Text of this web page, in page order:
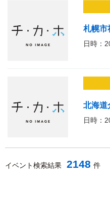
札幌市
日時：
北海
日時：
イベント検索結果 2148 件